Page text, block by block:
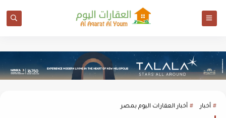
أخبار أخبار العقارات اليوم بمصر